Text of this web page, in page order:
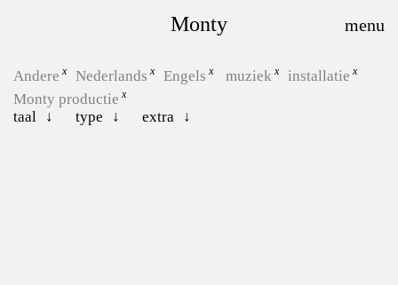
Monty
Andere Nederlands Engels muziek
installatie
Monty productie
taal
type extra